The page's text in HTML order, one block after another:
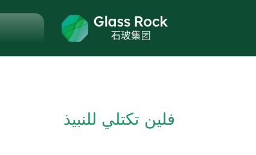
فلين تكتلي للنبيذ